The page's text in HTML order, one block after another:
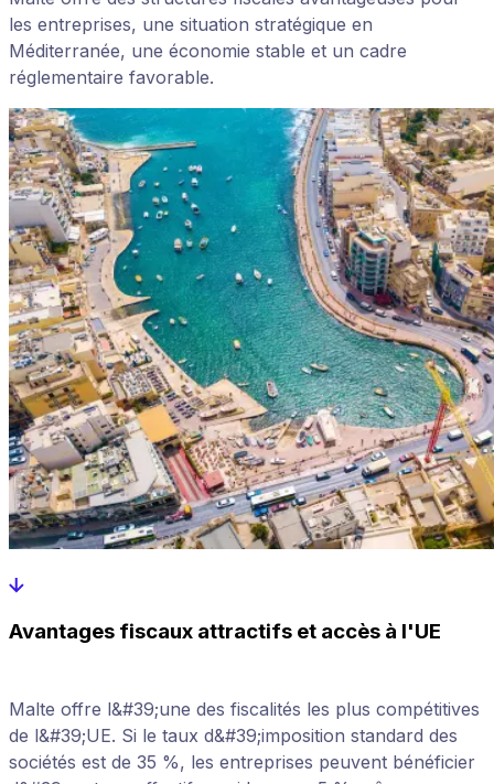
les entreprises, une situation stratégique en
Méditerranée, une économie stable et un cadre
réglementaire favorable.
Avantages fiscaux attractifs et accès à l'UE
Malte offre l&#39;une des fiscalités les plus compétitives
de l&#39;UE. Si le taux d&#39;imposition standard des
sociétés est de 35 %, les entreprises peuvent bénéficier